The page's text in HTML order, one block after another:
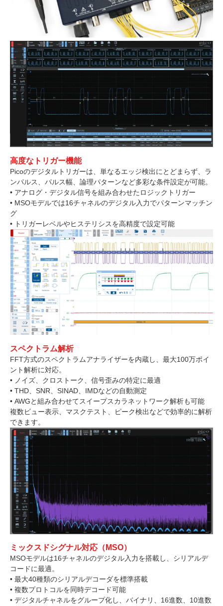
高度なトリガー機能
Picoのデジタルトリガーは、単なるエッジ検出にとどまらず、ラ
ンパルス、パルス幅、論理パターンなど多彩な条件設定が可能。
• アナログ・デジタル信号を組み合わせたロジックトリガー
• MSOモデルでは16チャネルのデジタル入力でパターンマッチン
グ
• トリガーレベルやヒステリシスを高精度で設定可能
スペクトラム解析
FFT方式のスペクトラムアナライザーを内蔵し、最大100万ポイ
ント解析に対応。
• ノイズ、クロストーク、信号歪みの特定に最適
• THD、SNR、SINAD、IMDなどの自動測定
• AWGと組み合わせてスイープスカラネットワーク解析も可能
複数ビュー表示、マスクテスト、ピーク検出などで効率的に解析
できます。
ミックスドシグナル対応（MSO）
MSOモデルは16チャネルのデジタル入力を搭載し、シリアルデ
コードに最適。
• 最大40種類のシリアルデコーダを標準搭載
• 複数プロトコルを同時デコード可能
• デジタルチャネルをグループ化し、バイナリ、16進数、10進数